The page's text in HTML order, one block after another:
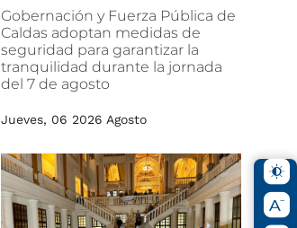
Gobernación y Fuerza Pública de
Caldas adoptan medidas de
seguridad para garantizar la
tranquilidad durante la jornada
del 7 de agosto
Jueves, 06 2026 Agosto